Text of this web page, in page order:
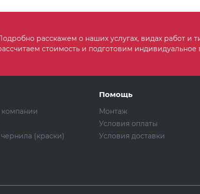
расскажем о наших услугах, видах работ и
стоимость и подготовим
(краски)
Помощь
Монтаж
Условия оплаты
Условия доставки